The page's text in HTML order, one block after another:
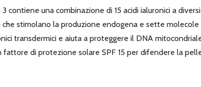
contiene una combinazione di 15 acidi ialuronici a
che stimolano la produzione endogena e sette
transdermici e aiuta a proteggere il DNA
di protezione solare SPF 15 per difendere la